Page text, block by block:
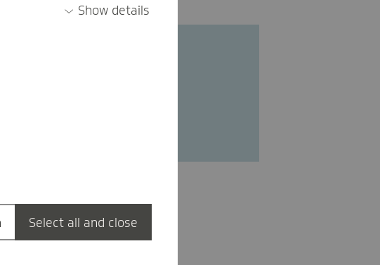
Studium konzentrieren.
Show details
Select all and close